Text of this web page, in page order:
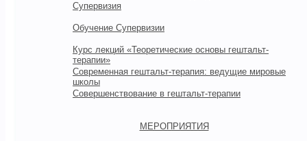
Супервизия
Обучение Супервизии
Курс лекций «Теоретические основы гештальт-
терапии»
Современная гештальт-терапия: ведущие мировые
школы
Совершенствование в гештальт-терапии
МЕРОПРИЯТИЯ